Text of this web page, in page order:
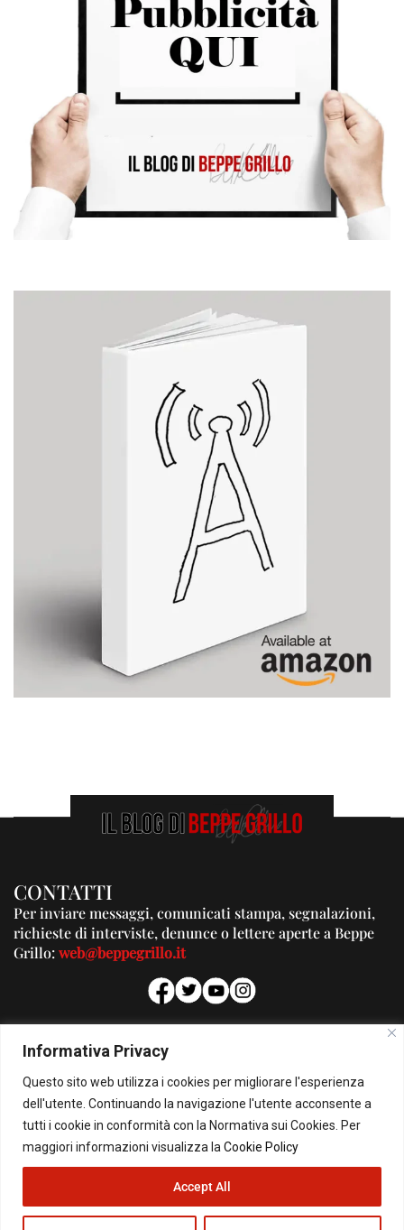
Informativa Privacy
Questo sito web utilizza i cookies per migliorare l'esperienza
dell'utente. Continuando la navigazione l'utente acconsente a
tutti i cookie in conformità con la Normativa sui Cookies. Per
maggiori informazioni visualizza la Cookie Policy
Accept All
CONTATTI
Per inviare messaggi, comunicati stampa, segnalazioni,
richieste di interviste, denunce o lettere aperte a Beppe
Grillo:web@beppegrillo.it
PUBBLICITA'
Per la tua pubblicità su questo Blog:
pubblicita@beppegrillo.it
HOMEPAGE COOKIE POLICY PRIVACY POLICY CONTATTI
© Copyright 2026 - Il Blog di Beppe Grillo. All Rights Reserved - Powered by
happygrafic.com